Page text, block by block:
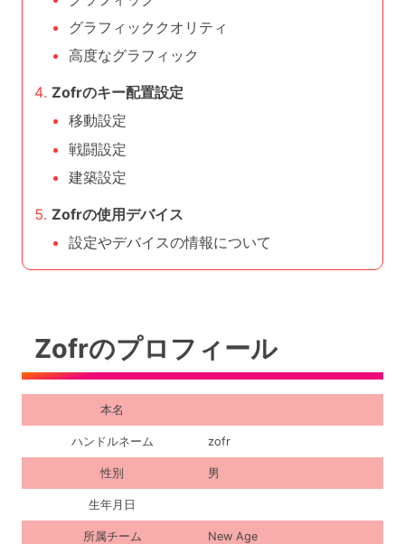
グラフィッククオリティ
高度なグラフィック
Zofrのキー配置設定
移動設定
戦闘設定
建築設定
Zofrの使用デバイス
設定やデバイスの情報について
Zofrのプロフィール
本名
ハンドルネーム zofr
性別 男
生年月日
所属チーム New Age